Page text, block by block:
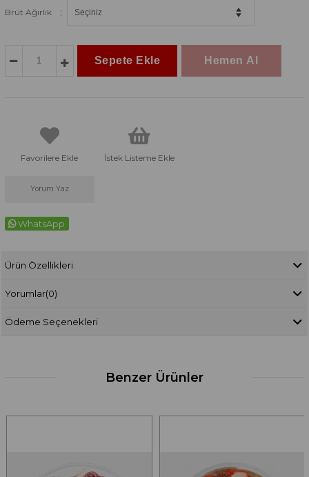
Brüt Ağırlık :
Favorilere Ekle İstek Listeme Ekle
Yorum Yaz
WhatsApp
Ürün Özellikleri
Yorumlar(0)
Ödeme Seçenekleri
Benzer Ürünler